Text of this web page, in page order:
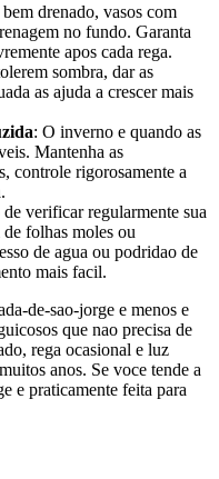
drenado, vasos com
no fundo. Garanta
apos cada rega.
sombra, dar as
as ajuda a crescer mais
: O inverno e quando as
Mantenha as
controle rigorosamente a
verificar regularmente sua
folhas moles ou
de agua ou podridao de
mais facil.
de-sao-jorge e menos e
que nao precisa de
rega ocasional e luz
anos. Se voce tende a
e praticamente feita para